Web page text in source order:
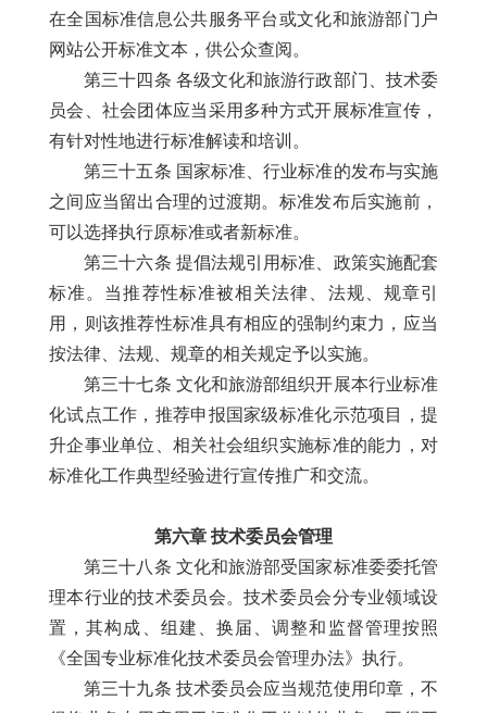
在全国标准信息公共服务平台或文化和旅游部门户
网站公开标准文本，供公众查阅。
第三十四条 各级文化和旅游行政部门、技术委
员会、社会团体应当采用多种方式开展标准宣传，
有针对性地进行标准解读和培训。
第三十五条 国家标准、行业标准的发布与实施
之间应当留出合理的过渡期。标准发布后实施前，
可以选择执行原标准或者新标准。
第三十六条 提倡法规引用标准、政策实施配套
标准。当推荐性标准被相关法律、法规、规章引
用，则该推荐性标准具有相应的强制约束力，应当
按法律、法规、规章的相关规定予以实施。
第三十七条 文化和旅游部组织开展本行业标准
化试点工作，推荐申报国家级标准化示范项目，提
升企事业单位、相关社会组织实施标准的能力，对
标准化工作典型经验进行宣传推广和交流。
第六章 技术委员会管理
第三十八条 文化和旅游部受国家标准委委托管
理本行业的技术委员会。技术委员会分专业领域设
置，其构成、组建、换届、调整和监督管理按照
《全国专业标准化技术委员会管理办法》执行。
第三十九条 技术委员会应当规范使用印章，不